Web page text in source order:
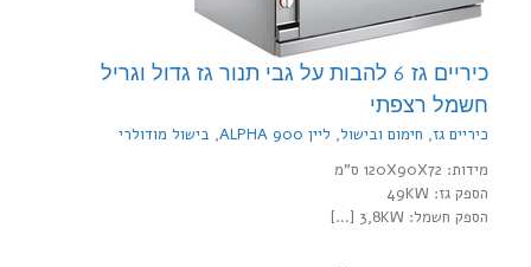
כיריים גז 6 להבות על גבי תנור גז גדול וגריל
חשמל רצפתי
כיריים גז, חימום ובישול, ליין 900 ALPHA , בישול מודולרי
מידות: 120X90X72 ס"מ
הספק גז: 49KW
הספק חשמל: 3,8KW […]